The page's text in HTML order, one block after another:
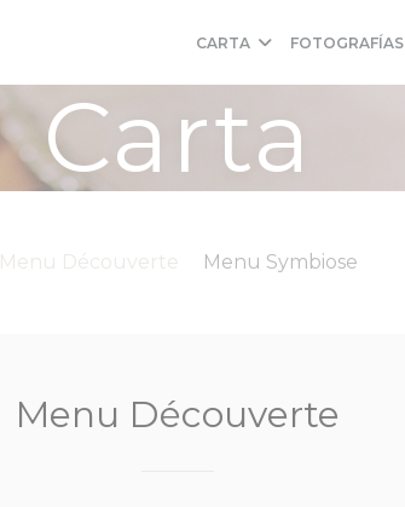
CARTA FOTOGRAFÍAS
Carta
Menu Découverte Menu Symbiose
Menu Découverte